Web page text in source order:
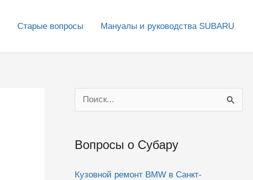
Старые вопросы Мануалы и руководства SUBARU
о
с
Вопросы о Субару
Кузовной ремонт BMW в Санкт-